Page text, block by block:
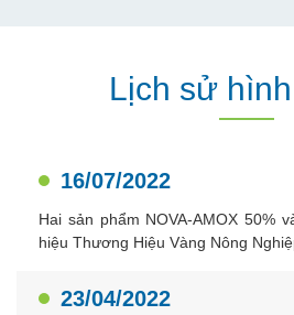
Lịch sử
16/07/2022
Hai sản phẩm NOVA-AMOX 50%
hiệu Thương Hiệu Vàng Nông
23/04/2022